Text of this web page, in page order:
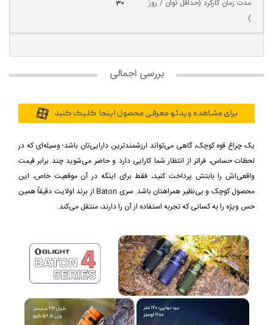
مدت زمان کارکرد (حداقل توان / روز
)
30
بررسی اجمالی
یک چراغ قوه کوچک، گاهی می‌تواند ارزشمندترین دارایی‌تان باشد؛ وسیله‌ای که در
لحظات حساس، فراتر از انتظار شما کارایی دارد و حاضر می‌شوید چند برابر قیمت
واقعی‌اش را بابتش پرداخت کنید، فقط برای اینکه در آن موقعیت خاص، این
محصول کوچک و بی‌نظیر همراهتان باشد. سری Baton از برند اولایت دقیقاً همین
حس ویژه را به کسانی که تجربه استفاده از آن را دارند، منتقل می‌کند.